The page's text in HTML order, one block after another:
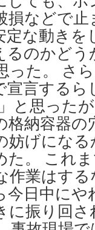
損などで
定な動き
るのかど
った。 さ
宣言する
と思った
格納容器
妨げにな
た。 これ
作業はす
今日中にや
に振り回